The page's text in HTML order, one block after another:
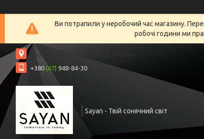
Ви потрапили у неробочий час магазину.
робочі години ми
Спортивна площа, 1а, Київ, Україна
+380 (67) 948-84-30
Sayan - Твій сонячний світ